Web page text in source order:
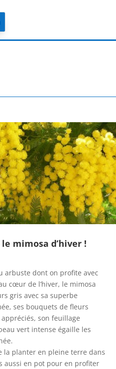
mimosa d’hiver !
arbuste dont on profite avec
cœur de l’hiver, le mimosa
gris avec sa superbe
ses bouquets de fleurs
son feuillage
vert intense égaille les
la planter en pleine terre dans
aussi en pot pour en profiter